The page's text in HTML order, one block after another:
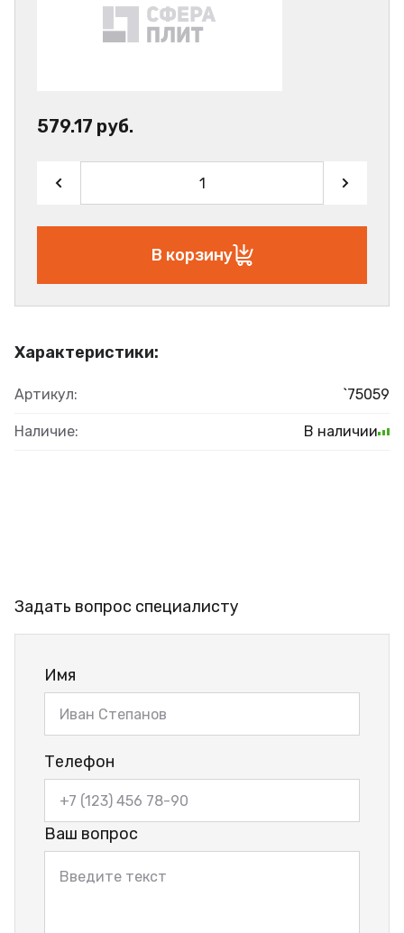
Характеристики:
Артикул: `75059
Наличие: В наличии
579.17 руб.
В корзину
Задать вопрос специалисту
Имя
Телефон
Ваш вопрос